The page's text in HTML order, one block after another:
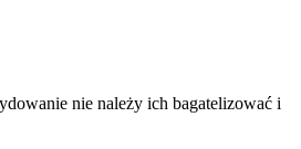
nie należy ich bagatelizować i